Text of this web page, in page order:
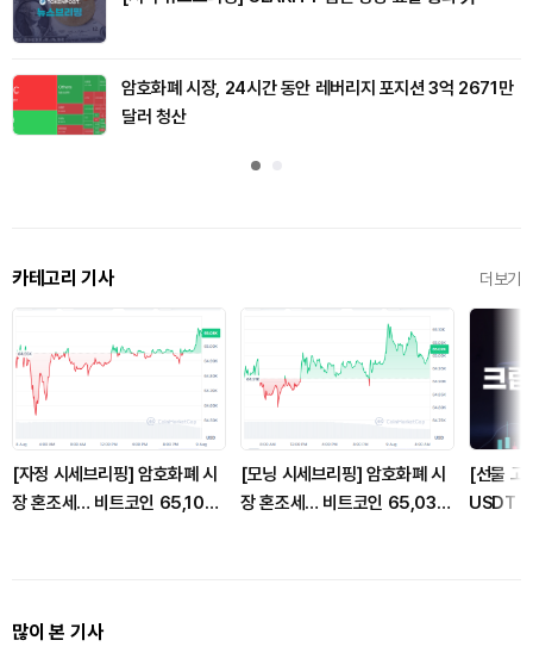
암호화폐 시장, 24시간 동안 레버리지 포지션 3억 2671만
달러 청산
카테고리 기사 더보기
[자정 시세브리핑] 암호화폐 시
장 혼조세… 비트코인 65,103
[모닝 시세브리핑] 암호화폐 시
장 혼조세… 비트코인 65,032
[선물 고
USDT
많이 본 기사